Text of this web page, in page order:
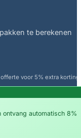
te berekenen
voor 5% extra korting.
ontvang automatisch 8%